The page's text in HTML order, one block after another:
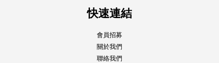
快速連結
會員招募
關於我們
聯絡我們